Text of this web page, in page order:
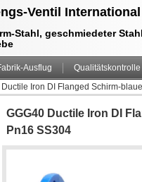
Ventil
Stahl, geschmiedeter
Ausflug Qualitätskontrolle
Ductile Iron DI Flanged Schirm-
GGG40 Ductile Iron DI
Pn16 SS304